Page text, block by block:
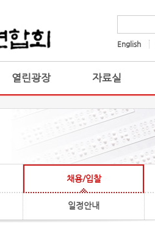
English
열린광장 자료실
채용/입찰
일정안내